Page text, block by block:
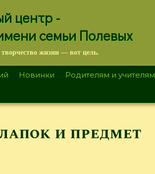
центр -
семьи Полевых
жизни — вот цель.
Новинки Родителям и учителям
и предмет